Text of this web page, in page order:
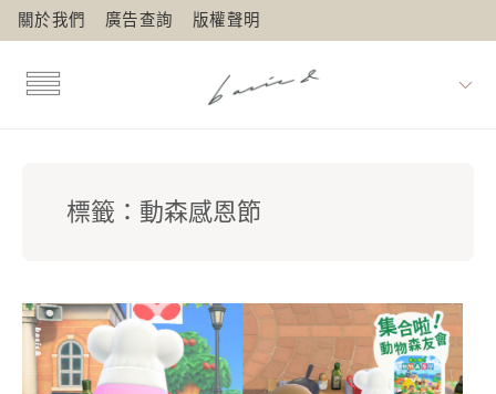
關於我們 廣告查詢 版權聲明
標籤： 動森感恩節